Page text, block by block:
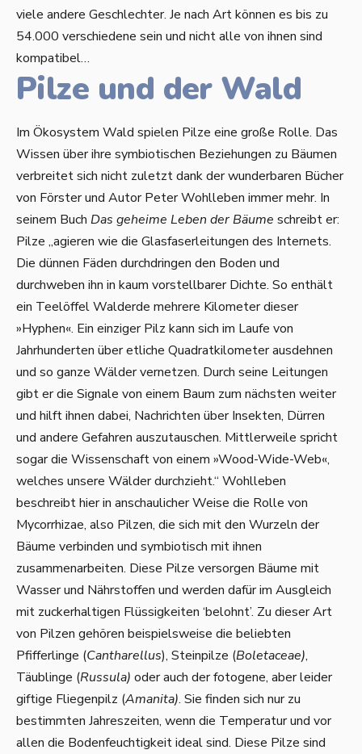
viele andere Geschlechter. Je nach Art können es bis zu
54.000 verschiedene sein und nicht alle von ihnen sind
kompatibel…
Pilze und der Wald
Im Ökosystem Wald spielen Pilze eine große Rolle. Das
Wissen über ihre symbiotischen Beziehungen zu Bäumen
verbreitet sich nicht zuletzt dank der wunderbaren Bücher
von Förster und Autor Peter Wohlleben immer mehr. In
seinem Buch Das geheime Leben der Bäume schreibt er:
Pilze „agieren wie die Glasfaserleitungen des Internets.
Die dünnen Fäden durchdringen den Boden und
durchweben ihn in kaum vorstellbarer Dichte. So enthält
ein Teelöffel Walderde mehrere Kilometer dieser
»Hyphen«. Ein einziger Pilz kann sich im Laufe von
Jahrhunderten über etliche Quadratkilometer ausdehnen
und so ganze Wälder vernetzen. Durch seine Leitungen
gibt er die Signale von einem Baum zum nächsten weiter
und hilft ihnen dabei, Nachrichten über Insekten, Dürren
und andere Gefahren auszutauschen. Mittlerweile spricht
sogar die Wissenschaft von einem »Wood-Wide-Web«,
welches unsere Wälder durchzieht.“ Wohlleben
beschreibt hier in anschaulicher Weise die Rolle von
Mycorrhizae, also Pilzen, die sich mit den Wurzeln der
Bäume verbinden und symbiotisch mit ihnen
zusammenarbeiten. Diese Pilze versorgen Bäume mit
Wasser und Nährstoffen und werden dafür im Ausgleich
mit zuckerhaltigen Flüssigkeiten ‘belohnt’. Zu dieser Art
von Pilzen gehören beispielsweise die beliebten
Pfifferlinge (Cantharellus), Steinpilze (Boletaceae),
Täublinge (Russula) oder auch der fotogene, aber leider
giftige Fliegenpilz (Amanita). Sie finden sich nur zu
bestimmten Jahreszeiten, wenn die Temperatur und vor
allen die Bodenfeuchtigkeit ideal sind. Diese Pilze sind